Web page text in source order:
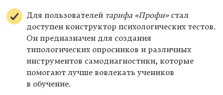
Для пользователей тарифа «Профи»стал
доступен конструктор психологических тестов.
Он предназначен для создания
типологических опросников и различных
инструментов самодиагностики, которые
помогают лучше вовлекать учеников
в обучение.